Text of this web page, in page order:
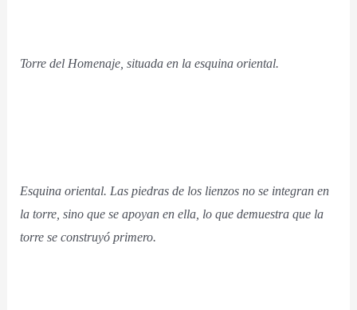
Torre del Homenaje, situada en la esquina oriental.
Esquina oriental. Las piedras de los lienzos no se integran en
la torre, sino que se apoyan en ella, lo que demuestra que la
torre se construyó primero.